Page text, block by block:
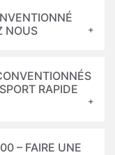
NOUS
RAPIDE
– FAIRE UNE